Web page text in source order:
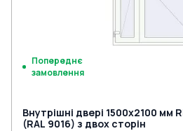
Попереднє
замовлення
Внутрішні двері 1500x2100 мм
(RAL 9016) з двох сторін